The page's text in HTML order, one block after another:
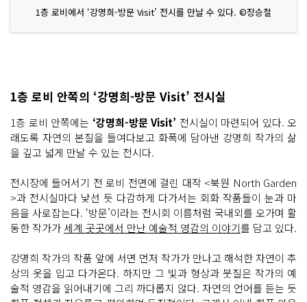
1층 로비에서 ‘강명희-방문 Visit’ 전시를 만날 수 있다. ©장승철
1층 로비 안쪽의 ‘강명희-방문 Visit’ 전시실
1층 로비 안쪽에는 ‘강명희-방문 Visit’ 전시실이 마련되어 있다. 오
래도록 자연의 본질을 들여다보고 화폭에 담아낸 강명희 작가의 삶
을 깊고 넓게 만날 수 있는 전시다.
전시장에 들어서기 전 로비 전면에 걸린 대작 <북원 North Garden
>과 전시실마다 낯선 듯 다감하게 다가서는 회화 작품들이 눈과 마
음을 사로잡는다. ‘방문’이라는 전시회 이름처럼 국내외를 오가며 활
동한 작가가 세계 곳곳에서 만난 예술적 영감의 이야기를 담고 있다.
강명희 작가의 작품 앞에 서면 먼저 작가가 만나고 해석한 자연이 추
상의 옷을 입고 다가온다. 하지만 그 빛과 형상과 붓질은 작가의 예
술적 영감을 읽어내기에 그리 까다롭지 않다. 자연의 언어를 듣는 듯